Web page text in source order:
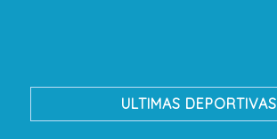
ULTIMAS DEPORTIVAS